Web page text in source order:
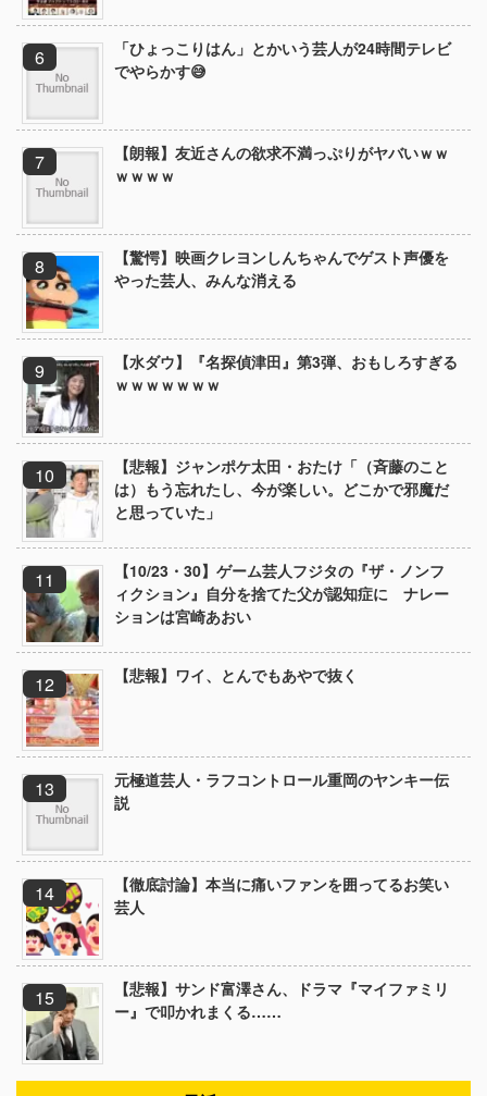
「ひょっこりはん」とかいう芸人が24時間テレビ
でやらかす😅
【朗報】友近さんの欲求不満っぷりがヤバいｗｗ
ｗｗｗｗ
【驚愕】映画クレヨンしんちゃんでゲスト声優を
やった芸人、みんな消える
【水ダウ】『名探偵津田』第3弾、おもしろすぎる
ｗｗｗｗｗｗｗ
【悲報】ジャンポケ太田・おたけ「（斉藤のこと
は）もう忘れたし、今が楽しい。どこかで邪魔だ
と思っていた」
【10/23・30】ゲーム芸人フジタの『ザ・ノンフ
ィクション』自分を捨てた父が認知症に ナレー
ションは宮崎あおい
【悲報】ワイ、とんでもあやで抜く
元極道芸人・ラフコントロール重岡のヤンキー伝
説
【徹底討論】本当に痛いファンを囲ってるお笑い
芸人
【悲報】サンド富澤さん、ドラマ『マイファミリ
ー』で叩かれまくる……